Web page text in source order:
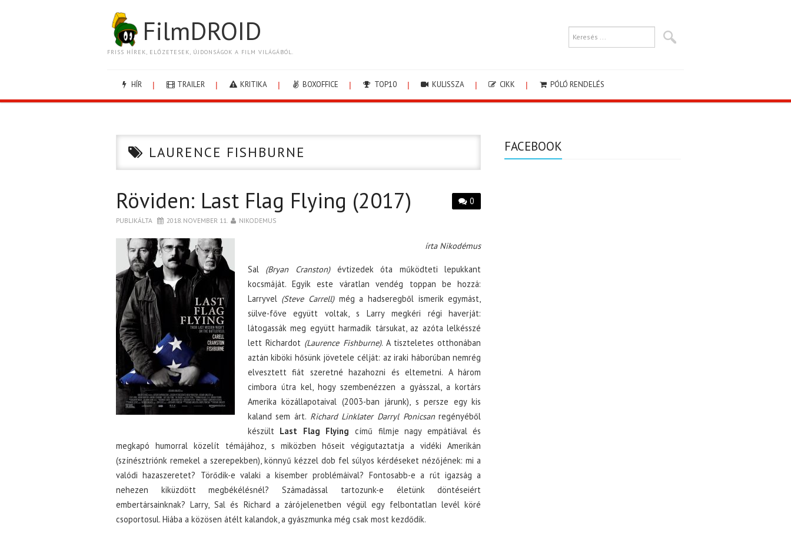
FilmDROID
FRISS HÍREK, ELŐZETESEK, ÚJDONSÁGOK A FILM VILÁGÁBÓL.
HÍR TRAILER KRITIKA BOXOFFICE TOP10 KULISSZA CIKK PÓLÓ RENDELÉS
LAURENCE FISHBURNE
0
Röviden: Last Flag Flying (2017)
PUBLIKÁLTA 2018. NOVEMBER 11. NIKODEMUS
írta Nikodémus
Sal (Bryan Cranston)évtizedek óta működteti lepukkant
kocsmáját. Egyik este váratlan vendég toppan be hozzá:
Larryvel (Steve Carrell)még a hadseregből ismerik egymást,
sülve-főve együtt voltak, s Larry megkéri régi haverját:
látogassák meg együtt harmadik társukat, az azóta lelkésszé
lett Richardot (Laurence Fishburne). A tiszteletes otthonában
aztán kiböki hősünk jövetele célját: az iraki háborúban nemrég
elvesztett fiát szeretné hazahozni és eltemetni. A három
cimbora útra kel, hogy szembenézzen a gyásszal, a kortárs
Amerika közállapotaival (2003-ban járunk), s persze egy kis
kaland sem árt. Richard Linklater Darryl Ponicsanregényéből
készült Last Flag Flying című filmje nagy empátiával és
megkapó humorral közelít témájához, s miközben hőseit végigutaztatja a vidéki Amerikán
(színésztriónk remekel a szerepekben), könnyű kézzel dob fel súlyos kérdéseket nézőjének: mi a
valódi hazaszeretet? Törődik-e valaki a kisember problémáival? Fontosabb-e a rút igazság a
nehezen kiküzdött megbékélésnél? Számadással tartozunk-e életünk döntéseiért
embertársainknak? Larry, Sal és Richard a zárójelenetben végül egy felbontatlan levél köré
csoportosul. Hiába a közösen átélt kalandok, a gyászmunka még csak most kezdődik.
FACEBOOK